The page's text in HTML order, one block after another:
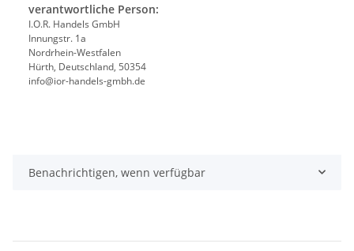
verantwortliche Person:
I.O.R. Handels GmbH
Innungstr. 1a
Nordrhein-Westfalen
Hürth, Deutschland, 50354
info@ior-handels-gmbh.de
Benachrichtigen, wenn verfügbar